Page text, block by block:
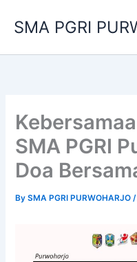
SMA PGRI
SMA PGRI
Doa
BySMA PGRI PURWOHARJO